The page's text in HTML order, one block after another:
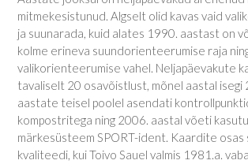
mitmekesistunud. Algselt olid kavas vaid
ja suunarada, kuid alates 1990. aastast on
kolme erineva suundorienteerumise raja
valikorienteerumise vahel. Neljapäevakute
tavaliselt 20 osavõistlust, mõnel aastal isegi
aastate teisel poolel asendati
kompostritega ning 2006. aastal võeti
märkesüsteem SPORT-ident. Kaardite osas
kvaliteedi, kui Toivo Sauel valmis 1981.a.